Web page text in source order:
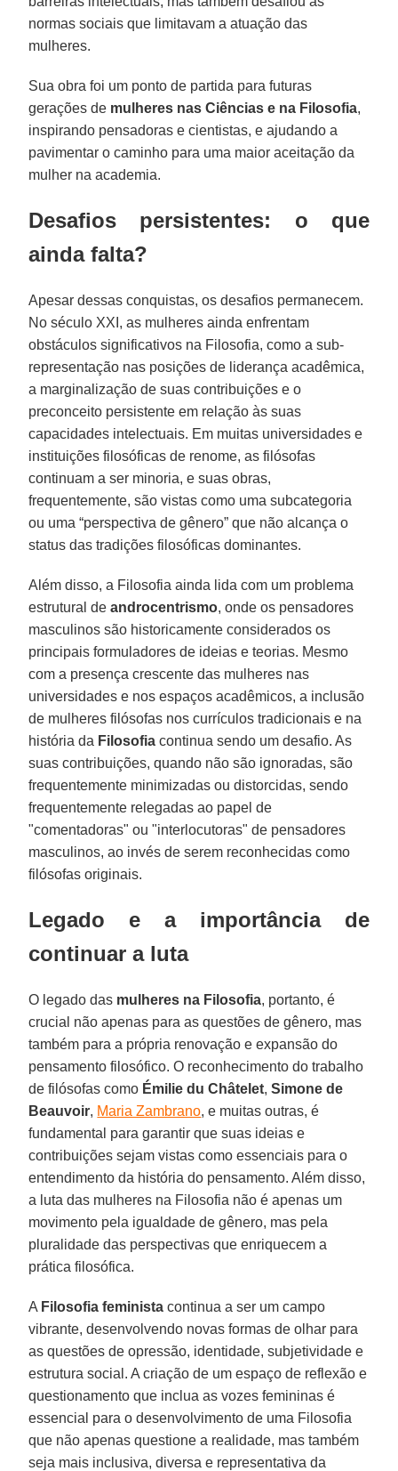
normas sociais que limitavam a atuação das
mulheres.
Sua obra foi um ponto de partida para futuras
gerações de mulheres nas Ciências e na Filosofia,
inspirando pensadoras e cientistas, e ajudando a
pavimentar o caminho para uma maior aceitação da
mulher na academia.
Desafios persistentes: o que
ainda falta?
Apesar dessas conquistas, os desafios permanecem.
No século XXI, as mulheres ainda enfrentam
obstáculos significativos na Filosofia, como a sub-
representação nas posições de liderança acadêmica,
a marginalização de suas contribuições e o
preconceito persistente em relação às suas
capacidades intelectuais. Em muitas universidades e
instituições filosóficas de renome, as filósofas
continuam a ser minoria, e suas obras,
frequentemente, são vistas como uma subcategoria
ou uma “perspectiva de gênero” que não alcança o
status das tradições filosóficas dominantes.
Além disso, a Filosofia ainda lida com um problema
estrutural deandrocentrismo, onde os pensadores
masculinos são historicamente considerados os
principais formuladores de ideias e teorias. Mesmo
com a presença crescente das mulheres nas
universidades e nos espaços acadêmicos, a inclusão
de mulheres filósofas nos currículos tradicionais e na
história da Filosofia continua sendo um desafio. As
suas contribuições, quando não são ignoradas, são
frequentemente minimizadas ou distorcidas, sendo
frequentemente relegadas ao papel de
"comentadoras" ou "interlocutoras" de pensadores
masculinos, ao invés de serem reconhecidas como
filósofas originais.
Legado e a importância de
continuar a luta
O legado das mulheres na Filosofia, portanto, é
crucial não apenas para as questões de gênero, mas
também para a própria renovação e expansão do
pensamento filosófico. O reconhecimento do trabalho
de filósofas como Émilie du Châtelet,Simone de
Beauvoir, Maria Zambrano, e muitas outras, é
fundamental para garantir que suas ideias e
contribuições sejam vistas como essenciais para o
entendimento da história do pensamento. Além disso,
a luta das mulheres na Filosofia não é apenas um
movimento pela igualdade de gênero, mas pela
pluralidade das perspectivas que enriquecem a
prática filosófica.
A Filosofia feminista continua a ser um campo
vibrante, desenvolvendo novas formas de olhar para
as questões de opressão, identidade, subjetividade e
estrutura social. A criação de um espaço de reflexão e
questionamento que inclua as vozes femininas é
essencial para o desenvolvimento de uma Filosofia
que não apenas questione a realidade, mas também
seja mais inclusiva, diversa e representativa da